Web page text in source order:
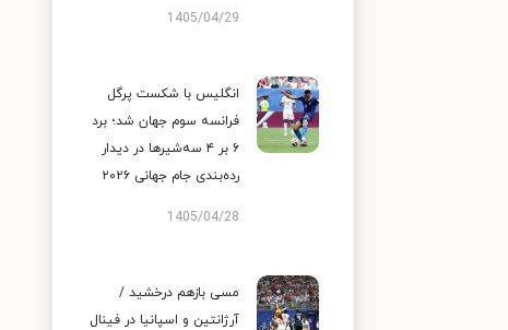
1405/04/29
انگلیس با شکست پرگل
فرانسه سوم جهان شد؛ برد
۶ بر ۴ سه‌شیرها در دیدار
رده‌بندی جام جهانی ۲۰۲۶
1405/04/28
مسی بازهم درخشید /
آرژانتین و اسپانیا در فینال